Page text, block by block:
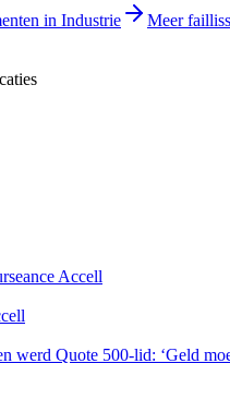
in Industrie
Meer
Accell
werd Quote 500-lid: ‘Geld